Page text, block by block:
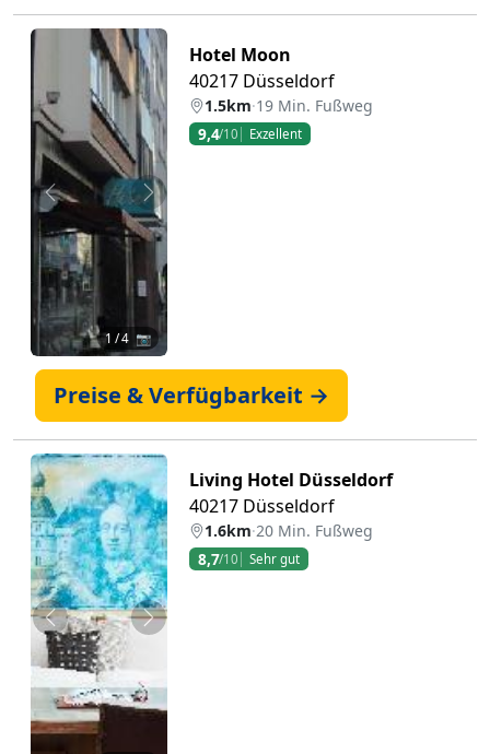
Zurück Weiter
1 / 4 📷
Hotel Moon
40217 Düsseldorf
1.5km·19 Min. Fußweg
9,4/10 Exzellent
Preise & Verfügbarkeit →
Zurück Weiter
Living Hotel Düsseldorf
40217 Düsseldorf
1.6km·20 Min. Fußweg
8,7/10 Sehr gut